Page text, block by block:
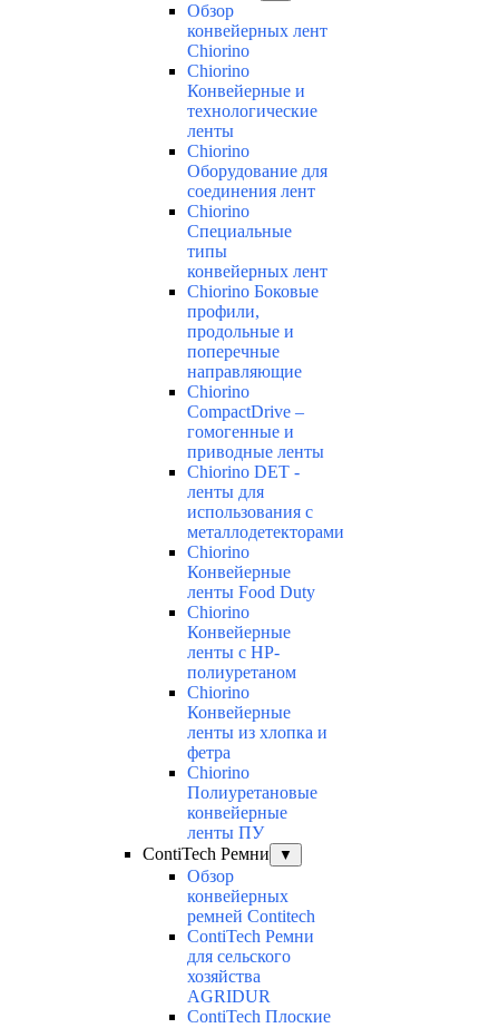
Обзор
конвейерных лент
Chiorino
Chiorino
Конвейерные и
технологические
ленты
Chiorino
Оборудование для
соединения лент
Chiorino
Специальные
типы
конвейерных лент
Chiorino Боковые
профили,
продольные и
поперечные
направляющие
Chiorino
CompactDrive –
гомогенные и
приводные ленты
Chiorino DET -
ленты для
использования с
металлодетекторами
Chiorino
Конвейерные
ленты Food Duty
Chiorino
Конвейерные
ленты с НР-
полиуретаном
Chiorino
Конвейерные
ленты из хлопка и
фетра
Chiorino
Полиуретановые
конвейерные
ленты ПУ
ContiTech Ремни
▼
Обзор
конвейерных
ремней Contitech
ContiTech Ремни
для сельского
хозяйства
AGRIDUR
ContiTech Плоские